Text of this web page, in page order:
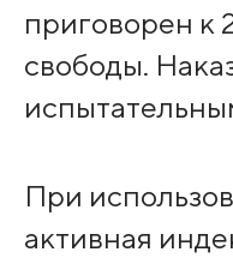
приговорен к
свободы.
При
активная